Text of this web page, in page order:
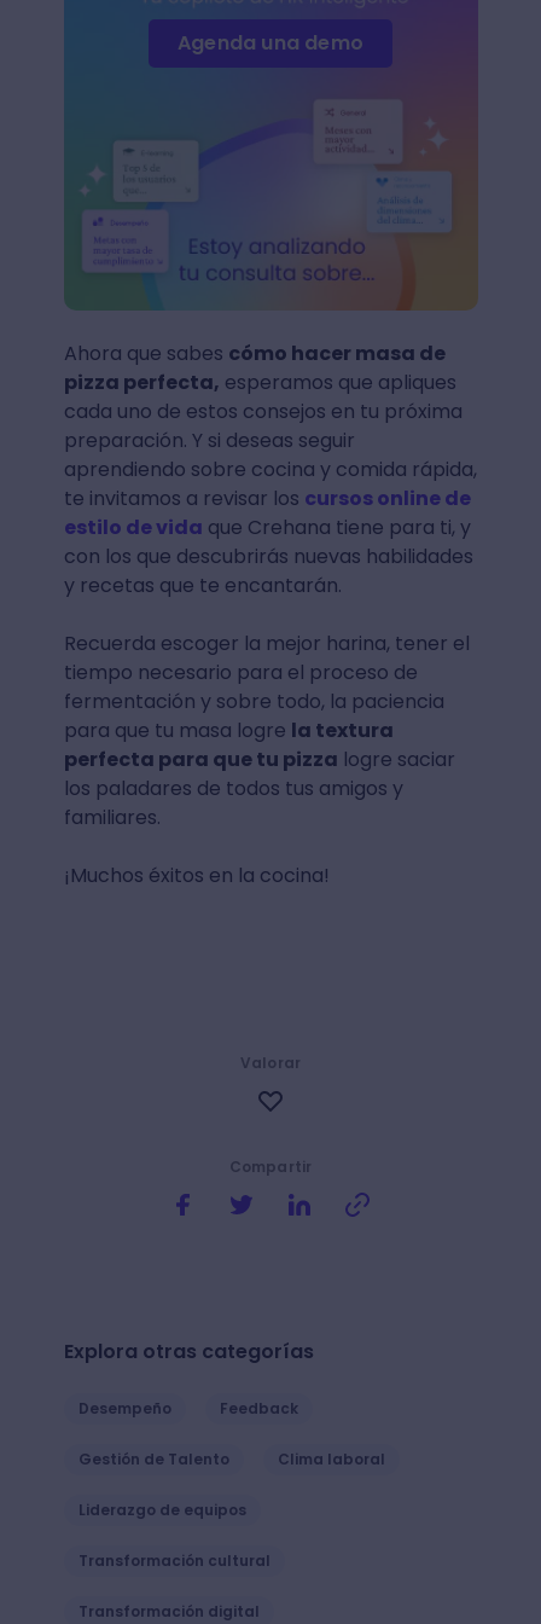
Agenda una demo
Ahora que sabes cómo hacer masa de
pizza perfecta, esperamos que apliques
cada uno de estos consejos en tu próxima
preparación. Y si deseas seguir
aprendiendo sobre cocina y comida rápida,
te invitamos a revisar los cursos online de
estilo de vida que Crehana tiene para ti, y
con los que descubrirás nuevas habilidades
y recetas que te encantarán.
Recuerda escoger la mejor harina, tener el
tiempo necesario para el proceso de
fermentación y sobre todo, la paciencia
para que tu masa logre la textura
perfecta para que tu pizza logre saciar
los paladares de todos tus amigos y
familiares.
¡Muchos éxitos en la cocina!
Compartir
Valorar
Explora otras categorías
Desempeño Feedback
Gestión de Talento Clima laboral
Liderazgo de equipos
Transformación cultural
Transformación digital